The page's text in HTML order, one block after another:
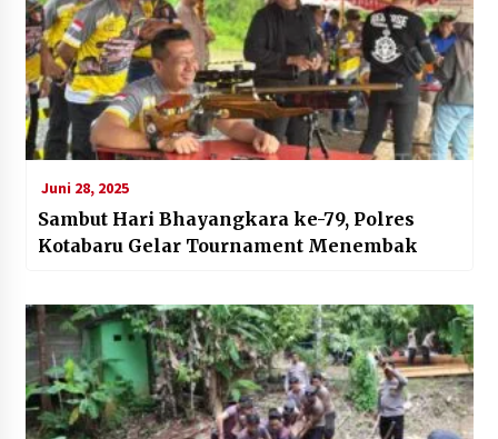
Juni 28, 2025
Sambut Hari Bhayangkara ke-79, Polres
Kotabaru Gelar Tournament Menembak